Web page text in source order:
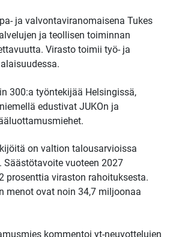
ja valvontaviranomaisena Tukes
ja teollisen toiminnan
Virasto toimii työ- ja
300:a työntekijää Helsingissä,
edustivat JUKOn ja
on valtion talousarvioissa
Säästötavoite vuoteen 2027
prosenttia viraston rahoituksesta.
menot ovat noin 34,7 miljoonaa
kommentoi yt-neuvottelujen